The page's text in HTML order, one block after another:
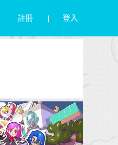
註冊 登入